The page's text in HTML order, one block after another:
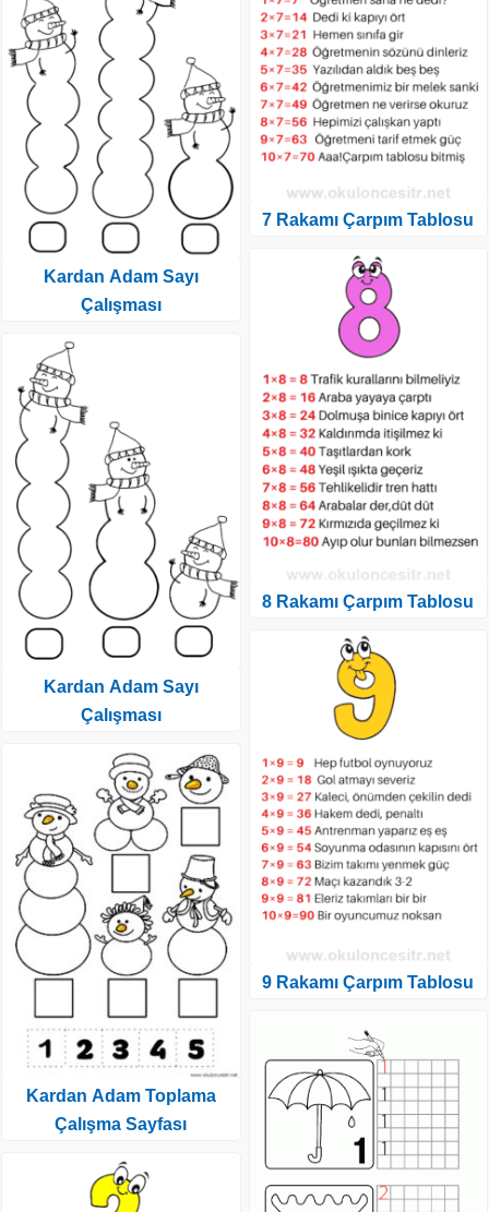
Kardan Adam Sayı
Çalışması
Kardan Adam Sayı
Çalışması
Kardan Adam Toplama
Çalışma Sayfası
7 Rakamı Çarpım Tablosu
8 Rakamı Çarpım Tablosu
9 Rakamı Çarpım Tablosu